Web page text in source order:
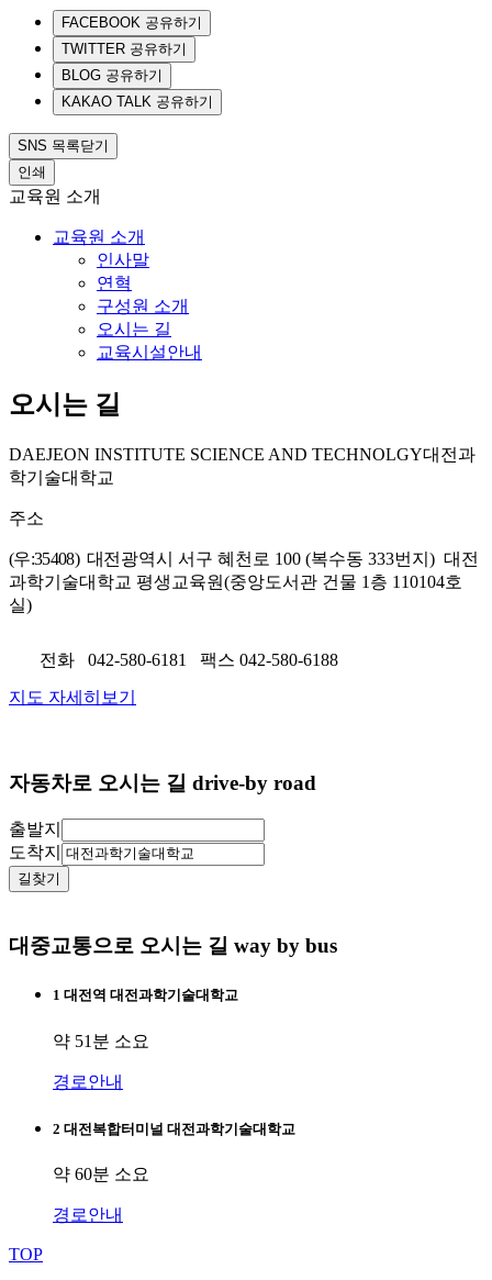
FACEBOOK 공유하기
TWITTER 공유하기
BLOG 공유하기
KAKAO TALK 공유하기
SNS 목록닫기
인쇄
교육원 소개
교육원 소개
인사말
연혁
구성원 소개
오시는 길
교육시설안내
오시는 길
DAEJEON INSTITUTE SCIENCE AND TECHNOLGY대전과
학기술대학교
주소
(우:35408) 대전광역시 서구 혜천로 100 (복수동 333번지) 대전
과학기술대학교 평생교육원(중앙도서관 건물 1층 110104호
실)
전화 042-580-6181 팩스 042-580-6188
지도 자세히보기
자동차로 오시는 길 drive-by road
출발지
도착지
길찾기
대중교통으로 오시는 길 way by bus
1 대전역 대전과학기술대학교
약 51분 소요
경로안내
2 대전복합터미널 대전과학기술대학교
약 60분 소요
경로안내
TOP